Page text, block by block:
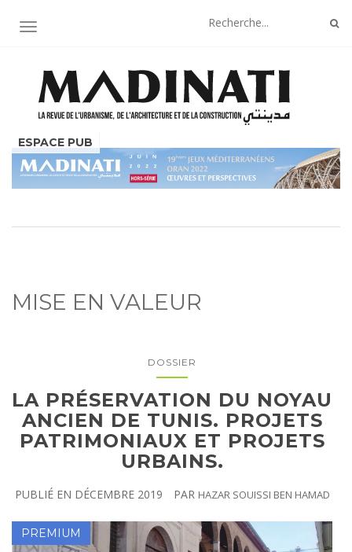
AFFICHER/MASQUER LA NAVIGATION
MISE EN VALEUR
DOSSIER
LA PRÉSERVATION DU NOYAU
ANCIEN DE TUNIS. PROJETS
PATRIMONIAUX ET PROJETS
URBAINS.
PUBLIÉ EN DÉCEMBRE 2019 PAR HAZAR SOUISSI BEN HAMAD